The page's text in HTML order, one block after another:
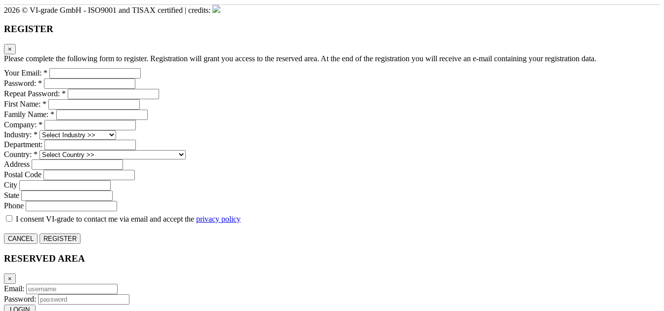
2026 © VI-grade GmbH - ISO9001 and TISAX certified | credits:
REGISTER
×
Please complete the following form to register. Registration will grant you access to the reserved area. At the end of the registration you will receive an e-mail containing your registration data.
Your Email: *
Password: *
Repeat Password: *
First Name: *
Family Name: *
Company: *
Industry: *
Department:
Country: *
Address
Postal Code
City
State
Phone
I consent VI-grade to contact me via email and accept the privacy policy
CANCEL REGISTER
RESERVED AREA
×
Email:
Password: